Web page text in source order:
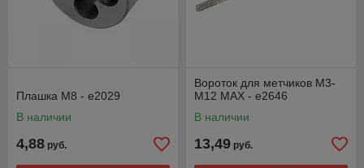
Плашка М8 - e2029
В наличии
4,88 руб.
Вороток для метчиков M3-
M12 MAX - e2646
В наличии
13,49 руб.